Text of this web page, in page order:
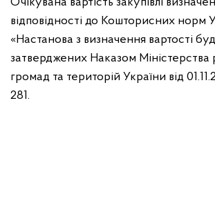
відповідності до Кошторисних норм
«Настанова з визначення вартості
затверджених Наказом Міністерства
громад та територій України від
281.